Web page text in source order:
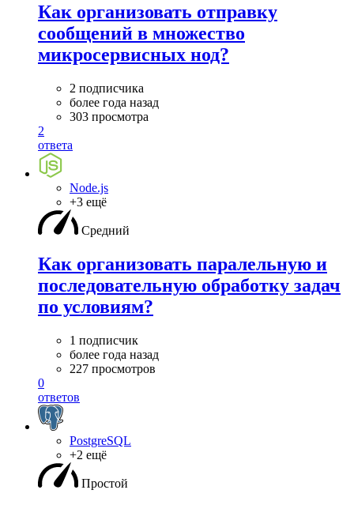
Как организовать отправку
сообщений в множество
микросервисных нод?
2 подписчика
более года назад
303 просмотра
2
ответа
Node.js
+3 ещё
Средний
Как организовать паралельную и
последовательную обработку задач
по условиям?
1 подписчик
более года назад
227 просмотров
0
ответов
PostgreSQL
+2 ещё
Простой